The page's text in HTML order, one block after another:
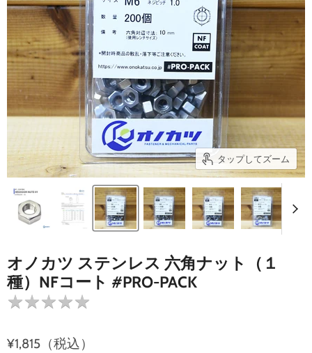
タップしてズーム
オノカツ ステンレス 六角ナット（１
種）NFコート #PRO-PACK
★★★★★
★★★★★
¥1,815（税込）